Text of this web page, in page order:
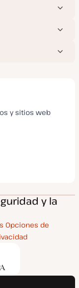
y sitios web
y la
Opciones de